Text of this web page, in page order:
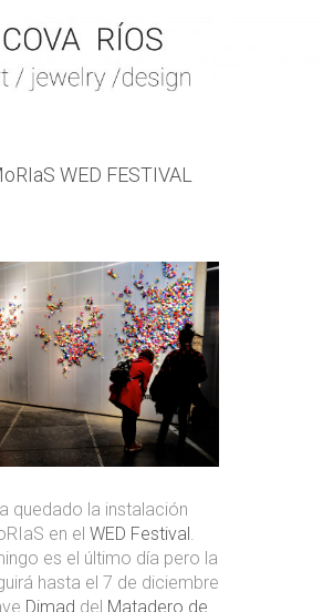
WED FESTIVAL
quedado la instalación
en el WED Festival
es el último día pero la
hasta el 7 de diciembre
Dimad del Matadero de